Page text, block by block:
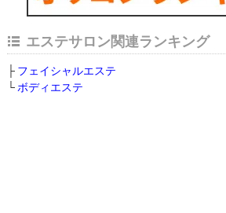
エステサロン関連ランキング
フェイシャルエステ
ボディエステ